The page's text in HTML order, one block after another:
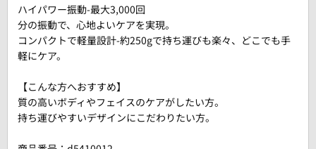
ハイパワー振動-最大3,000回
分の振動で、心地よいケアを実現。
コンパクトで軽量設計-約250gで持ち運びも楽々、どこでも手
軽にケア。
【こんな方へおすすめ】
質の高いボディやフェイスのケアがしたい方。
持ち運びやすいデザインにこだわりたい方。